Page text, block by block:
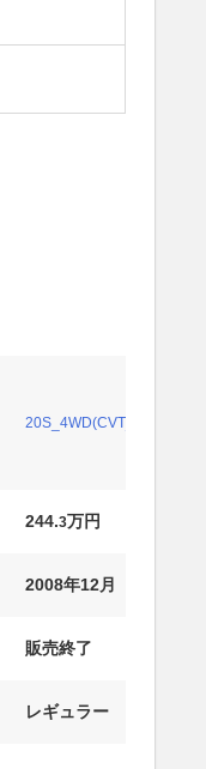
20S_4WD(CVT_2.0)
244.3万円
2008年12月
販売終了
レギュラー